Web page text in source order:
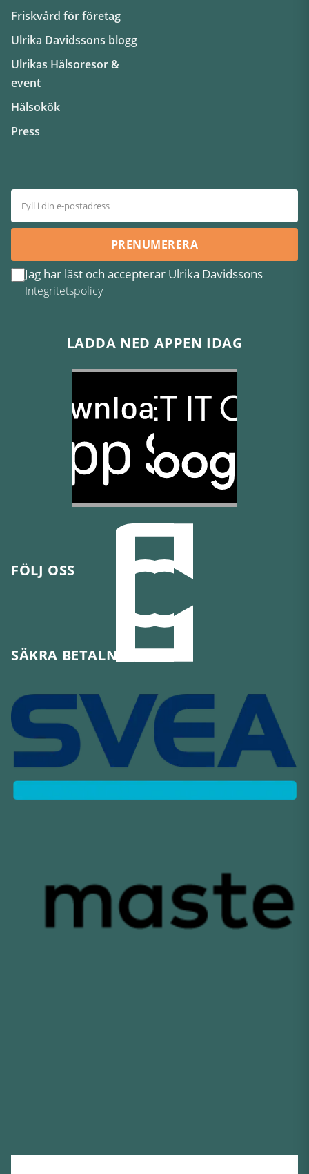
Friskvård för företag
Ulrika Davidssons blogg
Ulrikas Hälsoresor &
event
Hälsokök
Press
PRENUMERERA
Jag har läst och accepterar Ulrika Davidssons
Integritetspolicy
LADDA NED APPEN IDAG
FÖLJ OSS
SÄKRA BETALNINGAR